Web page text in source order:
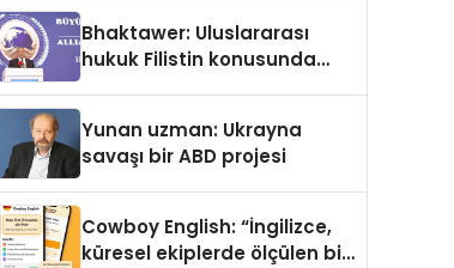
Sindirildiğini Ortaya Koydu
Bhaktawer: Uluslararası
hukuk Filistin konusunda
Yunan uzman: Ukrayna
savaşı bir ABD projesi
Cowboy English: “İngilizce,
küresel ekiplerde ölçülen bir